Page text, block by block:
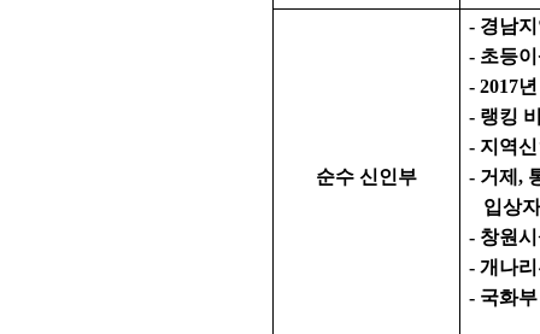
순수 신인부
- 경남
- 초등
- 2017
- 랭킹
- 지역
- 거제,
입상
- 창원
- 개나
- 국화